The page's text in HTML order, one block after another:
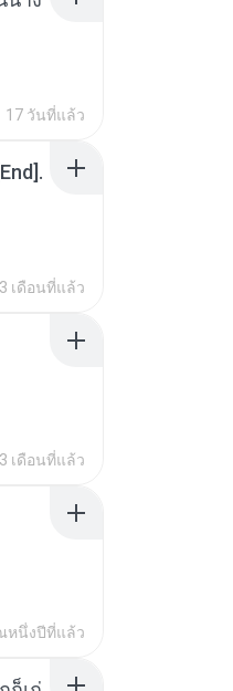
17 วันที่แล้ว
3 เดือนที่แล้ว
3 เดือนที่แล้ว
หนึ่งปีที่แล้ว